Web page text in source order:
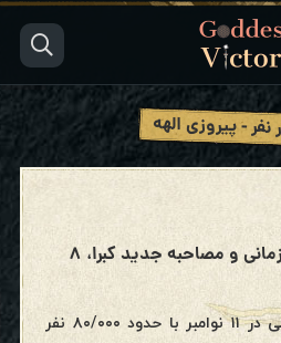
بروزرسانی وضعیت خط زمانی و مصاحبه جدید کبرا، ۸
مدیتیشن اصلاح خط زمانی در ۱۱ نوامبر با حدود ۸۰/۰۰۰ نفر